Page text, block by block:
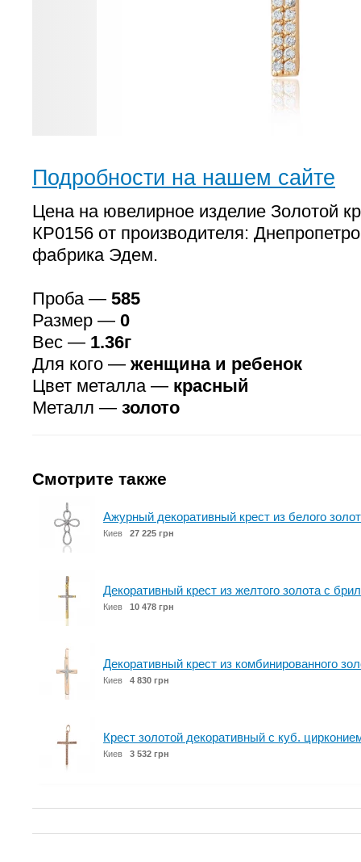
Подробности на нашем сайте
Цена на ювелирное изделие Золотой
КР0156 от производителя:
фабрика Эдем.
Проба — 585
Размер — 0
Вес — 1.36г
Для кого — женщина и ребенок
Цвет металла — красный
Металл — золото
Смотрите также
Ажурный декоративный крест из белого
Киев 27 225 грн
Декоративный крест из желтого золота с
Киев 10 478 грн
Декоративный крест из комбинированного
Киев 4 830 грн
Крест золотой декоративный с куб.
Киев 3 532 грн